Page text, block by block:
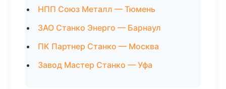
НПП Союз Металл — Тюмень
ЗАО Станко Энерго — Барнаул
ПК Партнер Станко — Москва
Завод Мастер Станко — Уфа